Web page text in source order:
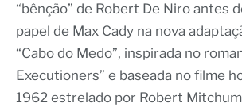
“bênção” de Robert De Niro antes
papel de Max Cady na nova
“Cabo do Medo”, inspirada no
Executioners” e baseada no filme
1962 estrelado por Robert